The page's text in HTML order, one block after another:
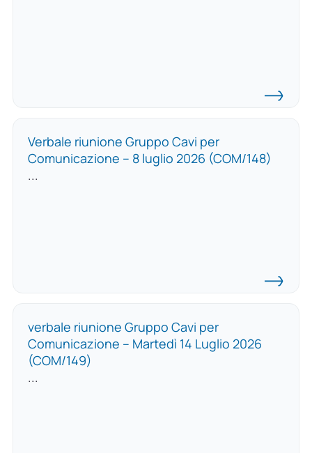
Verbale riunione Gruppo Cavi per
Comunicazione – 8 luglio 2026 (COM/148)
...
verbale riunione Gruppo Cavi per
Comunicazione – Martedì 14 Luglio 2026
(COM/149)
...